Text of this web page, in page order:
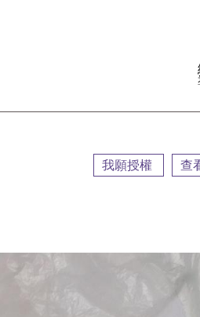
我願授權 查